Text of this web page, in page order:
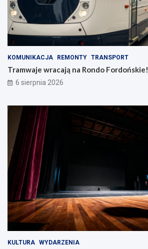
KOMUNIKACJA REMONTY TRANSPORT
Tramwaje wracają na Rondo Fordońskie!
6 sierpnia 2026
KULTURA WYDARZENIA